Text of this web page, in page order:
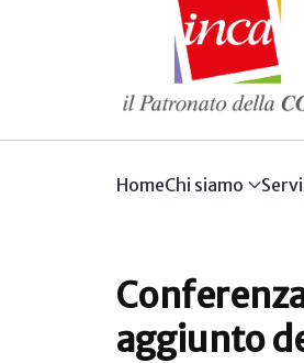
HomeChi siamo
aggiunto